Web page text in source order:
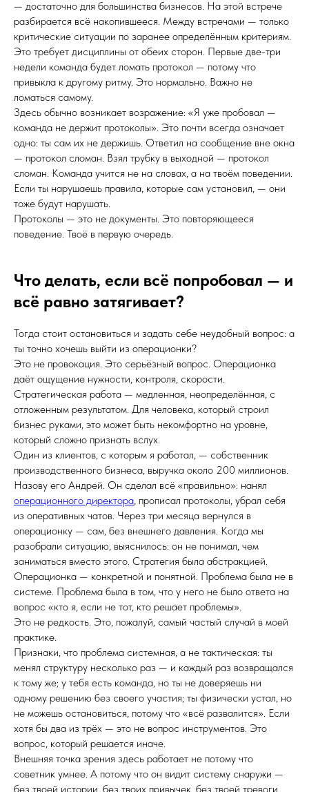
— достаточно для большинства бизнесов. На этой встрече
разбирается всё накопившееся. Между встречами — только
критические ситуации по заранее определённым критериям.
Это требует дисциплины от обеих сторон. Первые две-три
недели команда будет ломать протокол — потому что
привыкла к другому ритму. Это нормально. Важно не
ломаться самому.
Здесь обычно возникает возражение: «Я уже пробовал —
команда не держит протоколы». Это почти всегда означает
одно: ты сам их не держишь. Ответил на сообщение вне окна
— протокол сломан. Взял трубку в выходной — протокол
сломан. Команда учится не на словах, а на твоём поведении.
Если ты нарушаешь правила, которые сам установил, — они
тоже будут нарушать.
Протоколы — это не документы. Это повторяющееся
поведение. Твоё в первую очередь.
Что делать, если всё попробовал — и
всё равно затягивает?
Тогда стоит остановиться и задать себе неудобный вопрос: а
ты точно хочешь выйти из операционки?
Это не провокация. Это серьёзный вопрос. Операционка
даёт ощущение нужности, контроля, скорости.
Стратегическая работа — медленная, неопределённая, с
отложенным результатом. Для человека, который строил
бизнес руками, это может быть некомфортно на уровне,
который сложно признать вслух.
Один из клиентов, с которым я работал, — собственник
производственного бизнеса, выручка около 200 миллионов.
Назову его Андрей. Он сделал всё «правильно»: нанял
операционного директора, прописал протоколы, убрал себя
из оперативных чатов. Через три месяца вернулся в
операционку — сам, без внешнего давления. Когда мы
разобрали ситуацию, выяснилось: он не понимал, чем
заниматься вместо этого. Стратегия была абстракцией.
Операционка — конкретной и понятной. Проблема была не в
системе. Проблема была в том, что у него не было ответа на
вопрос «кто я, если не тот, кто решает проблемы».
Это не редкость. Это, пожалуй, самый частый случай в моей
практике.
Признаки, что проблема системная, а не тактическая: ты
менял структуру несколько раз — и каждый раз возвращался
к тому же; у тебя есть команда, но ты не доверяешь ни
одному решению без своего участия; ты физически устал, но
не можешь остановиться, потому что «всё развалится». Если
хотя бы два из трёх — это не вопрос инструментов. Это
вопрос, который решается иначе.
Внешняя точка зрения здесь работает не потому что
советник умнее. А потому что он видит систему снаружи —
без твоей истории, без твоих привычек, без твоей тревоги.